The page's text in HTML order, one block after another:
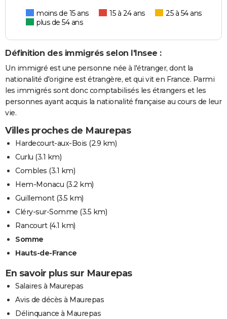
moins de 15 ans 15 à 24 ans
25 à 54 ans
plus de 54 ans
Définition des immigrés selon l'Insee :
Un immigré est une personne née à l'étranger, dont la
nationalité d'origine est étrangère, et qui vit en France. Parmi
les immigrés sont donc comptabilisés les étrangers et les
personnes ayant acquis la nationalité française au cours de leur
vie.
Villes proches de Maurepas
Hardecourt-aux-Bois (2.9 km)
Curlu (3.1 km)
Combles (3.1 km)
Hem-Monacu (3.2 km)
Guillemont(3.5 km)
Cléry-sur-Somme (3.5 km)
Rancourt(4.1 km)
Somme
Hauts-de-France
En savoir plus sur Maurepas
Salaires à Maurepas
Avis de décès à Maurepas
Délinquance à Maurepas